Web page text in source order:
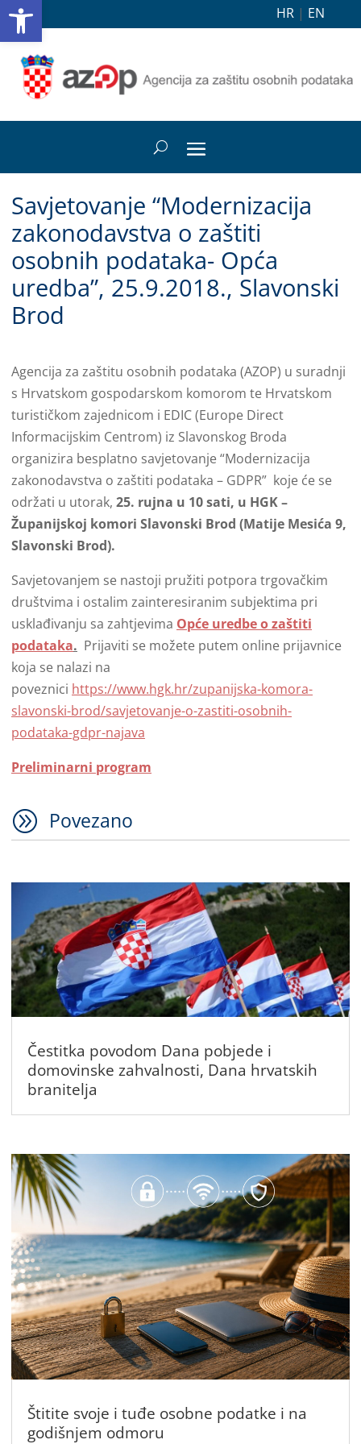
HR | EN
Savjetovanje “Modernizacija
zakonodavstva o zaštiti
osobnih podataka- Opća
uredba”, 25.9.2018., Slavonski
Brod
Agencija za zaštitu osobnih podataka (AZOP) u suradnji
s Hrvatskom gospodarskom komorom te Hrvatskom
turističkom zajednicom i EDIC (Europe Direct
Informacijskim Centrom) iz Slavonskog Broda
organizira besplatno savjetovanje “Modernizacija
zakonodavstva o zaštiti podataka – GDPR” koje će se
održati u utorak, 25. rujna u 10 sati, u HGK –
Županijskoj komori Slavonski Brod (Matije Mesića 9,
Slavonski Brod).
Savjetovanjem se nastoji pružiti potpora trgovačkim
društvima i ostalim zainteresiranim subjektima pri
usklađivanju sa zahtjevima Opće uredbe o zaštiti
podataka. Prijaviti se možete putem online prijavnice
koja se nalazi na
poveznici https://www.hgk.hr/zupanijska-komora-
slavonski-brod/savjetovanje-o-zastiti-osobnih-
podataka-gdpr-najava
Preliminarni program
A Povezano
Čestitka povodom Dana pobjede i
domovinske zahvalnosti, Dana hrvatskih
branitelja
Štitite svoje i tuđe osobne podatke i na
godišnjem odmoru